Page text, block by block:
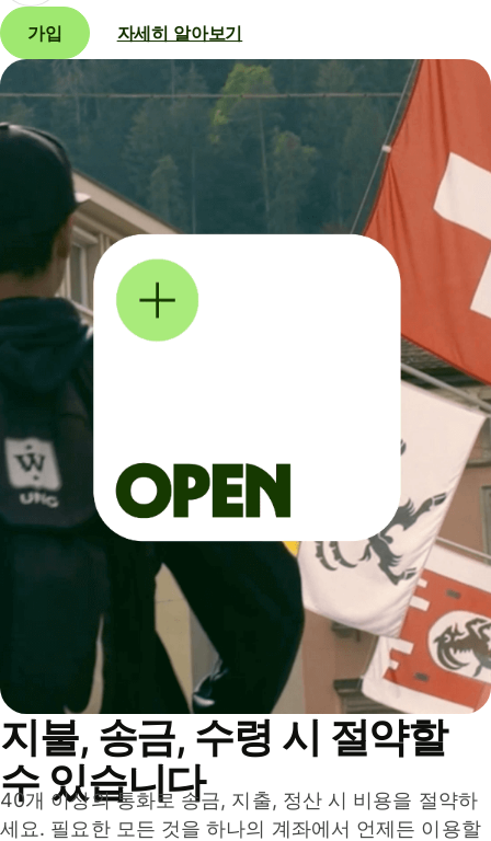
가입 자세히 알아보기
지불, 송금, 수령 시 절약할
수 있습니다
40개 이상의 통화로 송금, 지출, 정산 시 비용을 절약하
세요. 필요한 모든 것을 하나의 계좌에서 언제든 이용할